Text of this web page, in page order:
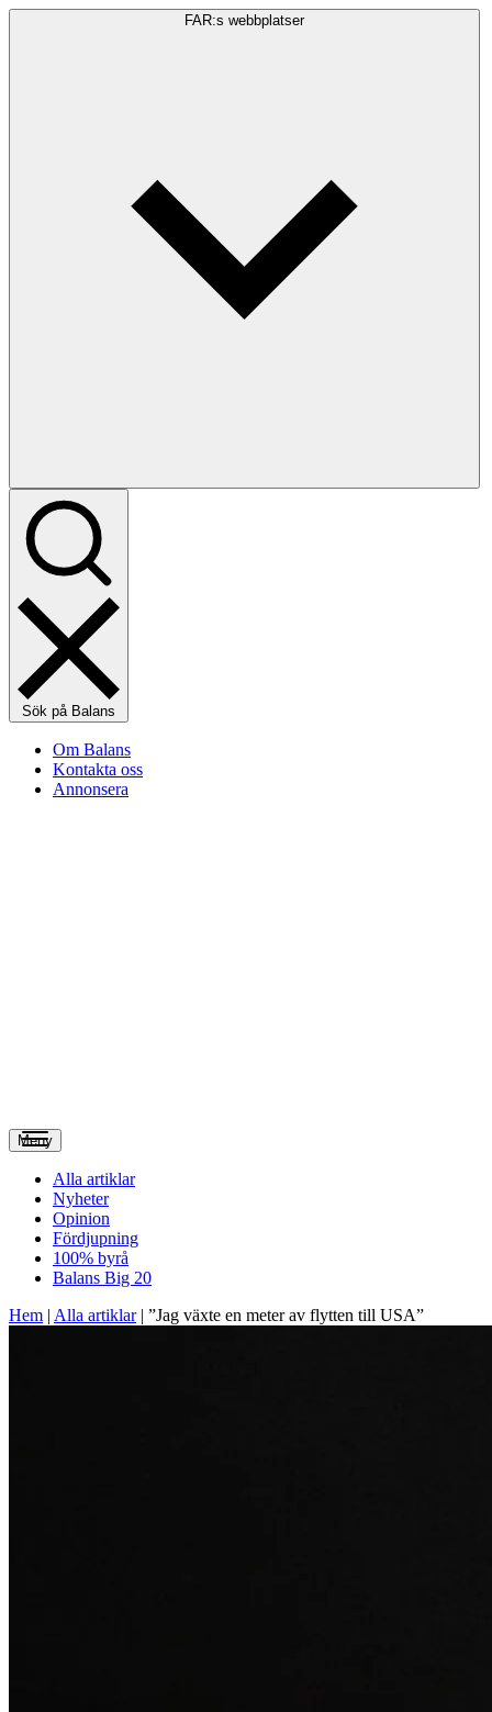
FAR:s webbplatser
Sök på Balans
Om Balans
Kontakta oss
Annonsera
Meny
Alla artiklar
Nyheter
Opinion
Fördjupning
100% byrå
Balans Big 20
Hem | Alla artiklar| ”Jag växte en meter av flytten till USA”